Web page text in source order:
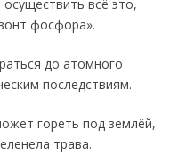
всё это,
фосфора».
до атомного
последствиям.
гореть под землёй,
трава.